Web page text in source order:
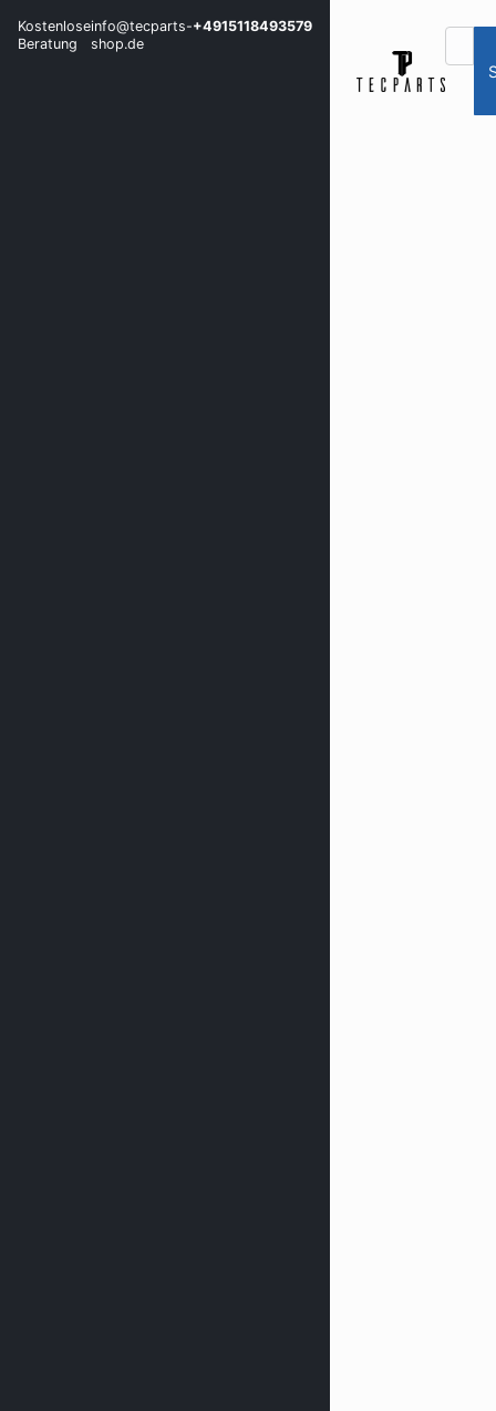
Kostenlose
Beratung
info@tecparts-
shop.de
+4915118493579